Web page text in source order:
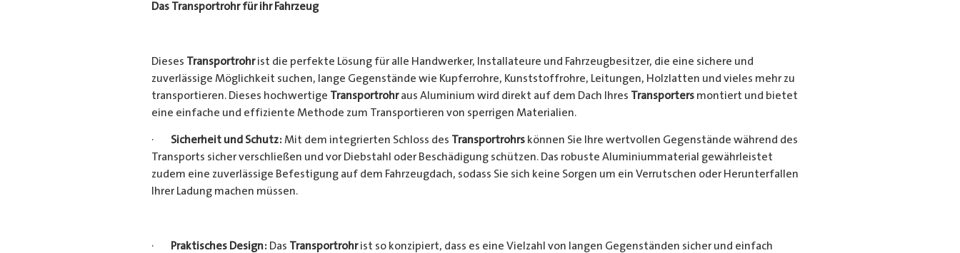
Das Transportrohr für ihr Fahrzeug
Dieses Transportrohrist die perfekte Lösung für alle Handwerker, Installateure und Fahrzeugbesitzer, die eine sichere und
zuverlässige Möglichkeit suchen, lange Gegenstände wie Kupferrohre, Kunststoffrohre, Leitungen, Holzlatten und vieles mehr zu
transportieren. Dieses hochwertige Transportrohraus Aluminium wird direkt auf dem Dach Ihres Transportersmontiert und bietet
eine einfache und effiziente Methode zum Transportieren von sperrigen Materialien.
· Sicherheit und Schutz: Mit dem integrierten Schloss des Transportrohrskönnen Sie Ihre wertvollen Gegenstände während des
Transports sicher verschließen und vor Diebstahl oder Beschädigung schützen. Das robuste Aluminiummaterial gewährleistet
zudem eine zuverlässige Befestigung auf dem Fahrzeugdach, sodass Sie sich keine Sorgen um ein Verrutschen oder Herunterfallen
Ihrer Ladung machen müssen.
· Praktisches Design: Das Transportrohrist so konzipiert, dass es eine Vielzahl von langen Gegenständen sicher und einfach